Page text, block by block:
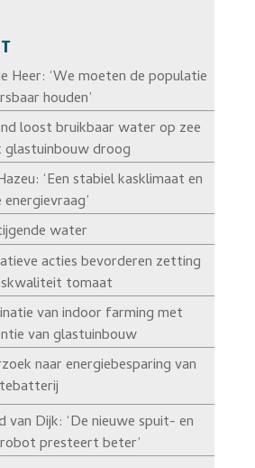
Heer: ‘We moeten de populatie
houden’
loost bruikbaar water op zee
glastuinbouw droog
‘Een stabiel kasklimaat en
water
acties bevorderen zetting
tomaat
van indoor farming met
van glastuinbouw
naar energiebesparing van
van Dijk: ‘De nieuwe spuit- en
presteert beter’